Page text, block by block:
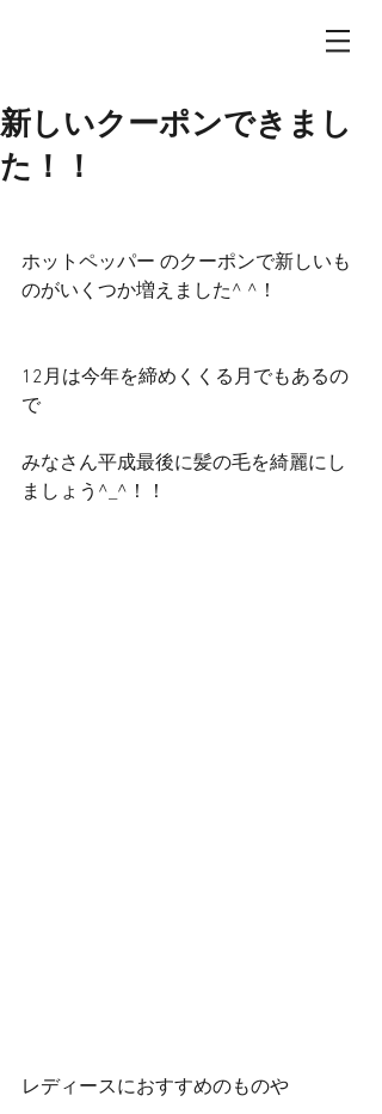
新しいクーポンできまし
た！！
ホットペッパー のクーポンで新しいも
のがいくつか増えました^ ^！
12月は今年を締めくくる月でもあるの
で
みなさん平成最後に髪の毛を綺麗にし
ましょう^_^！！
レディースにおすすめのものや